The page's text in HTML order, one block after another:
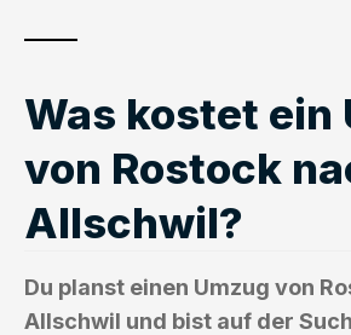
Was kostet ein
von Rostock
Allschwil?
Du planst einen Umzug von
Allschwil und bist auf der